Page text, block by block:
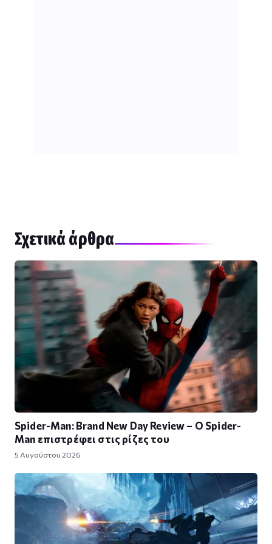
Σχετικά άρθρα
Spider-Man: Brand New Day Review – Ο Spider-
Man επιστρέφει στις ρίζες του
5 Αυγούστου 2026